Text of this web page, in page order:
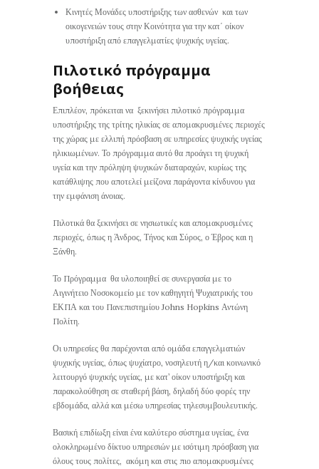
Κινητές Μονάδες υποστήριξης των ασθενών και των
οικογενειών τους στην Κοινότητα για την κατ΄ οίκον
υποστήριξη από επαγγελματίες ψυχικής υγείας.
Πιλοτικό πρόγραμμα
βοήθειας
Επιπλέον, πρόκειται να ξεκινήσει πιλοτικό πρόγραμμα
υποστήριξης της τρίτης ηλικίας σε απομακρυσμένες περιοχές
της χώρας με ελλιπή πρόσβαση σε υπηρεσίες ψυχικής υγείας
ηλικιωμένων. Το πρόγραμμα αυτό θα προάγει τη ψυχική
υγεία και την πρόληψη ψυχικών διαταραχών, κυρίως της
κατάθλιψης που αποτελεί μείζονα παράγοντα κίνδυνου για
την εμφάνιση άνοιας.
Πιλοτικά θα ξεκινήσει σε νησιωτικές και απομακρυσμένες
περιοχές, όπως η Άνδρος, Τήνος και Σύρος, ο Έβρος και η
Ξάνθη.
Το Πρόγραμμα θα υλοποιηθεί σε συνεργασία με το
Αιγινήτειο Νοσοκομείο με τον καθηγητή Ψυχιατρικής του
ΕΚΠΑ και του Πανεπιστημίου Johns Hopkins Αντώνη
Πολίτη.
Οι υπηρεσίες θα παρέχονται από ομάδα επαγγελματιών
ψυχικής υγείας, όπως ψυχίατρο, νοσηλευτή η/και κοινωνικό
λειτουργό ψυχικής υγείας, με κατ’ οίκον υποστήριξη και
παρακολούθηση σε σταθερή βάση, δηλαδή δύο φορές την
εβδομάδα, αλλά και μέσω υπηρεσίας τηλεσυμβουλευτικής.
Βασική επιδίωξη είναι ένα καλύτερο σύστημα υγείας, ένα
ολοκληρωμένο δίκτυο υπηρεσιών με ισότιμη πρόσβαση για
όλους τους πολίτες, ακόμη και στις πιο απομακρυσμένες